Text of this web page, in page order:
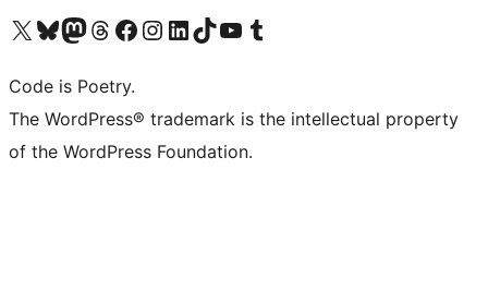
Visit our X (formerly Twitter) account
ഞങ്ങളുടെ ബ്ലൂസ്കൈ അക്കൗണ്ട് സന്ദർശിക്കുക
Visit our Mastodon account
ഞങ്ങളുടെ ത്രെഡ്സ് അക്കൗണ്ട് സന്ദർശിക്കുക
Visit our Facebook page
Visit our Instagram account
Visit our LinkedIn account
ഞങ്ങളുടെ ടിക് ടോക് അക്കൗണ്ട് സന്ദർശിക്കുക
Visit our YouTube channel
ഞങ്ങളുടെ ടംബ്ലർ അക്കൗണ്ട് സന്ദർശിക്കുക
Code is Poetry.
The WordPress® trademark is the intellectual property
of the WordPress Foundation.